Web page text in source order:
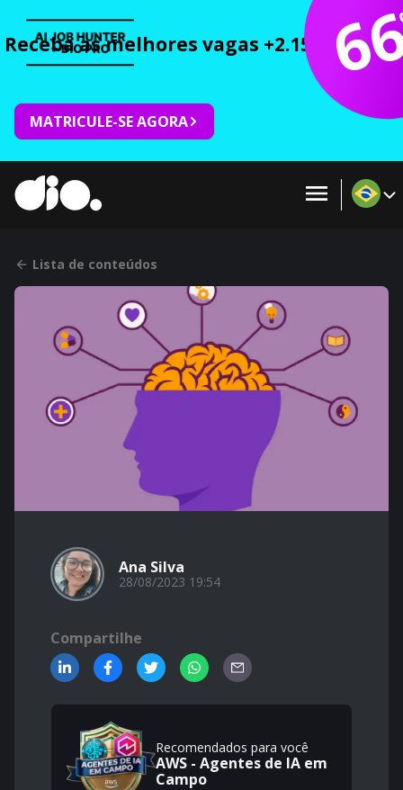
Receba as melhores vagas +2.150 cursos
MATRICULE-SE AGORA
Lista de conteúdos
Ana Silva
28/08/2023 19:54
Compartilhe
Recomendados para você
AWS - Agentes de IA em
Campo